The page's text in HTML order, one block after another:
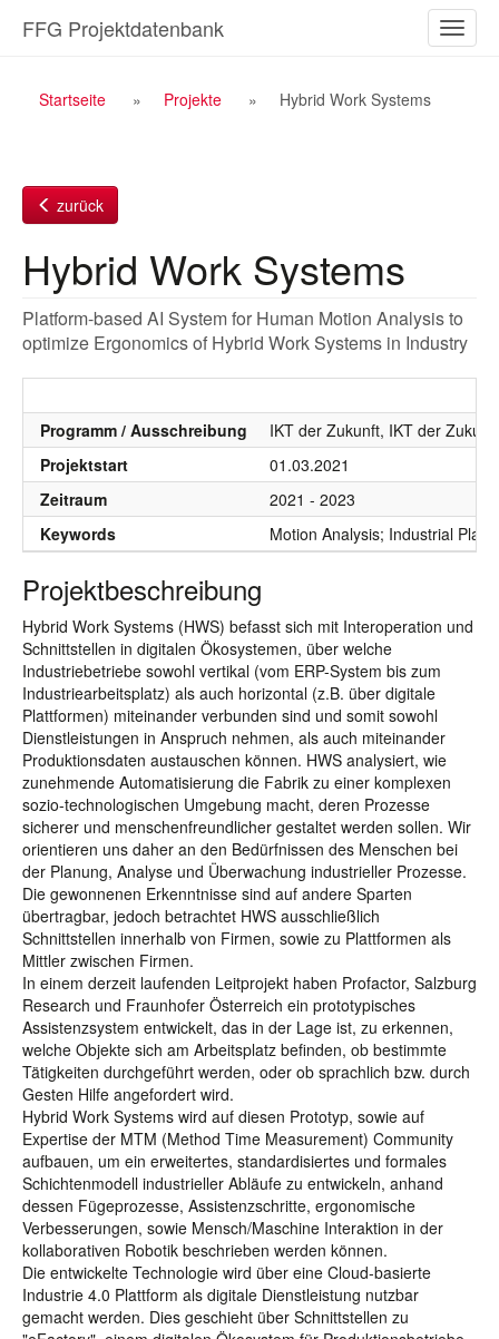
Inhalt
ein-/
FFG Projektdatenbank
Breadcrumb
Startseite Projekte Hybrid Work Systems
zurück
Hybrid Work Systems
Platform-based AI System for Human Motion Analysis to
optimize Ergonomics of Hybrid Work Systems in Industry
Programm / Ausschreibung
IKT der Zukunft, IKT der
Projektstart
01.03.2021
Zeitraum
2021 - 2023
Keywords
Motion Analysis; Industrial
Projektbeschreibung
Hybrid Work Systems (HWS) befasst sich mit Interoperation und
Schnittstellen in digitalen Ökosystemen, über welche
Industriebetriebe sowohl vertikal (vom ERP-System bis zum
Industriearbeitsplatz) als auch horizontal (z.B. über digitale
Plattformen) miteinander verbunden sind und somit sowohl
Dienstleistungen in Anspruch nehmen, als auch miteinander
Produktionsdaten austauschen können. HWS analysiert, wie
zunehmende Automatisierung die Fabrik zu einer komplexen
sozio-technologischen Umgebung macht, deren Prozesse
sicherer und menschenfreundlicher gestaltet werden sollen. Wir
orientieren uns daher an den Bedürfnissen des Menschen bei
der Planung, Analyse und Überwachung industrieller Prozesse.
Die gewonnenen Erkenntnisse sind auf andere Sparten
übertragbar, jedoch betrachtet HWS ausschließlich
Schnittstellen innerhalb von Firmen, sowie zu Plattformen als
Mittler zwischen Firmen.
In einem derzeit laufenden Leitprojekt haben Profactor, Salzburg
Research und Fraunhofer Österreich ein prototypisches
Assistenzsystem entwickelt, das in der Lage ist, zu erkennen,
welche Objekte sich am Arbeitsplatz befinden, ob bestimmte
Tätigkeiten durchgeführt werden, oder ob sprachlich bzw. durch
Gesten Hilfe angefordert wird.
Hybrid Work Systems wird auf diesen Prototyp, sowie auf
Expertise der MTM (Method Time Measurement) Community
aufbauen, um ein erweitertes, standardisiertes und formales
Schichtenmodell industrieller Abläufe zu entwickeln, anhand
dessen Fügeprozesse, Assistenzschritte, ergonomische
Verbesserungen, sowie Mensch/Maschine Interaktion in der
kollaborativen Robotik beschrieben werden können.
Die entwickelte Technologie wird über eine Cloud-basierte
Industrie 4.0 Plattform als digitale Dienstleistung nutzbar
gemacht werden. Dies geschieht über Schnittstellen zu